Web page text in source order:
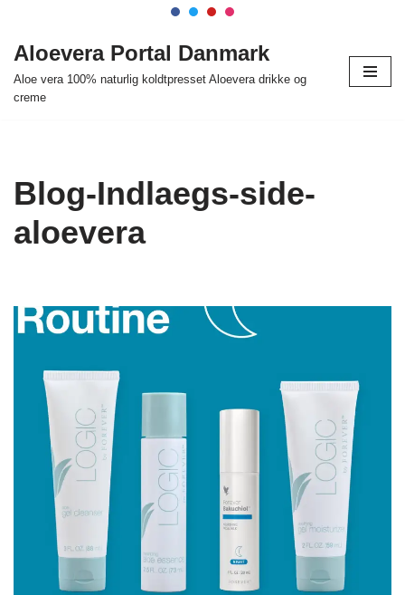
Spring
indhold
Aloevera Portal Danmark
Aloe vera 100% naturlig koldtpresset Aloevera drikke og
creme
Blog-Indlaegs-side-
aloevera